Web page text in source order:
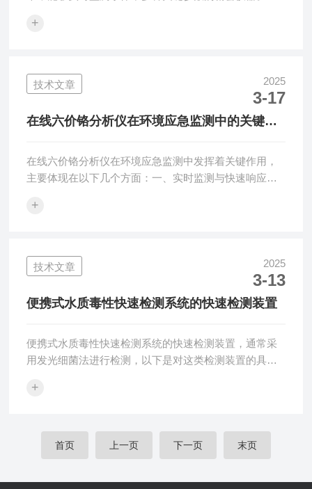
等，并将检测到的数据通过数据采集技术进行采集、处
原理：在线水质分析仪利用高精度传感器将水质参数
（如溶解氧、pH值、浊度、电导率、温度、氨氮、总有
机碳等）的变化转化为电信号或数字信号。这些信号随
后被数据采集器收集和处理，进而实现对水质参数的
+
技术文章 2025
3-17
在线六价铬分析仪在环境应急监测中的关键作
在线六价铬分析仪在环境应急监测中发挥着关键作用，
主要体现在以下几个方面：一、实时监测与快速响应在
事件发生时迅速对水样中的六价铬含量进行检测。这种
一秒的延误都可能加剧环境损害。因此，在线六价铬分
析仪的实时监测功能为应急处理提供了宝贵的时间窗
口。二、高灵敏度与准确性在线六价铬分析仪采用先进
的检测技术，能够实现对低浓度六价铬的准确测量。即
+
技术文章 2025
3-13
便携式水质毒性快速检测系统的快速检测装置
便携式水质毒性快速检测系统的快速检测装置，通常采
用发光细菌法进行检测，以下是对这类检测装置的具体
如果置于有毒环境中，它们的细胞呼吸过程会受到影
性的强弱。二、装置特点便携性：装置体积小巧、重量
轻，便于携带至现场进行检测。快速性：能够在短时间
+
首页 上一页 下一页 末页